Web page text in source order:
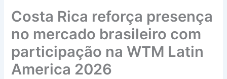
Costa Rica reforça presença
no mercado brasileiro com
participação na WTM Latin
America 2026